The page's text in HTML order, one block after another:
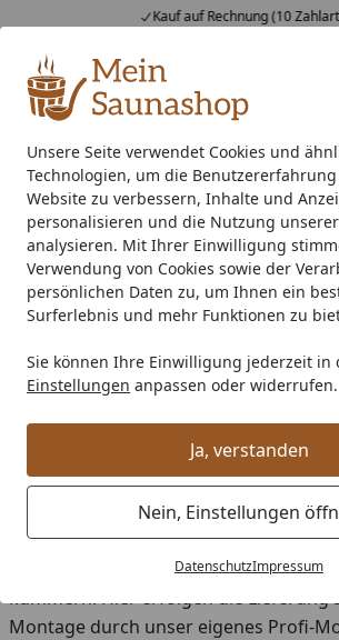
Unsere Seite verwendet Cookies und
Technologien, um die
Website zu verbessern, Inhalte und
personalisieren und die Nutzung
analysieren. Mit Ihrer Einwilligung
Verwendung von Cookies sowie der
persönlichen Daten zu, um Ihnen ein
Surferlebnis und mehr Funktionen zu
Sie können Ihre Einwilligung jederzeit in
Einstellungen anpassen oder widerrufen.
Ja, verstanden
Nein, Einstellungen
DatenschutzImpressum
Kauf auf Rechnung (10
Alle Produkte
Mein Konto
Suchen
Startseite
Wann wird montiert?
Wann erfolgt die
Reguläre Profi-Montage:
Sie wählen beim Kauf die Option „
Ware bei Ihnen angeliefert wurde und
Vollständigkeit und etwaige Mängel
kontaktieren Sie unsere
vereinbaren einen
Sorglos-Montage:
Sie wählen beim Kauf die Option „
“ und brauchen sich um nichts
kümmern. Hier erfolgen die Lieferung
Montage durch unser eigenes Profi-